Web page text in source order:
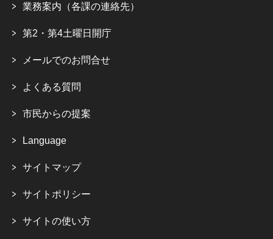
業務案内（各課の連絡先）
第2・第4土曜日開庁
メールでのお問合せ
よくある質問
市民からの提案
Language
サイトマップ
サイトポリシー
サイトの使い方